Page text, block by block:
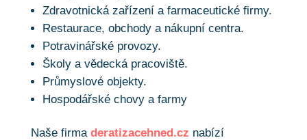
Zdravotnická zařízení a farmaceutické firmy.
Restaurace, obchody a nákupní centra.
Potravinářské provozy.
Školy a vědecká pracoviště.
Průmyslové objekty.
Hospodářské chovy a farmy
Naše firma deratizacehned.cz nabízí